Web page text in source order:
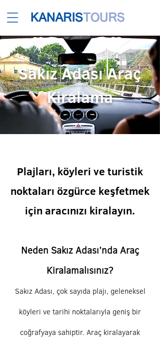
Sakız Adası Araç
Kiralama
Plajları, köyleri ve turistik
noktaları özgürce keşfetmek
için aracınızı kiralayın.
Neden Sakız Adası’nda Araç
Kiralamalısınız?
Sakız Adası, çok sayıda plajı, geleneksel
köyleri ve tarihi noktalarıyla geniş bir
coğrafyaya sahiptir. Araç kiralayarak